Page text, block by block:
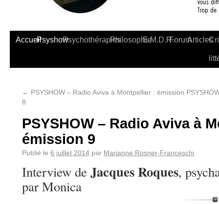
AccueilPsyshowPsychothérapiesPhilosophieE.M.D.R.ForumArticles
← PSYSHOW – Radio Aviva à Montpellier : émission
8
PSYSHOW – Radio Aviva à
émission 9
Publié le 6 juillet 2014 par Marianne Rosner-Franceschi
Interview de Jacques Roques,
par Monica